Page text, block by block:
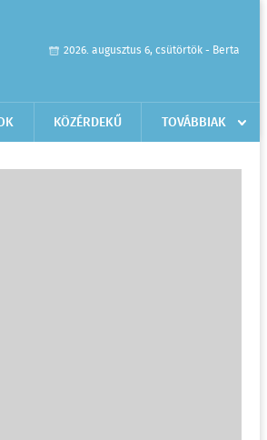
2026. augusztus 6, csütörtök - Berta
KÖZÉRDEKŰ TOVÁBBIAK